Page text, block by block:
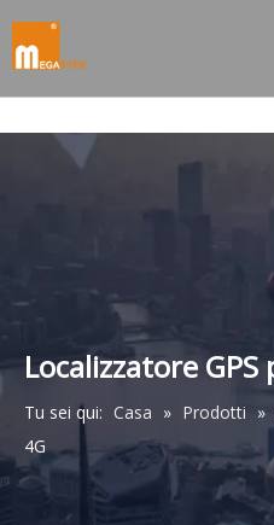
Localizzatore GPS
Tu sei qui: Casa » Prodotti »
4G